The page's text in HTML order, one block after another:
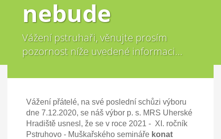
nebude
Vážení pstruhaři, věnujte prosím
pozornost níže uvedené informaci...
Vážení přátelé, na své poslední schůzi výboru
dne 7.12.2020, se náš výbor p. s. MRS Uherské
Hradiště usnesl, že se v roce 2021 - XI. ročník
Pstruhovo - Muškařského semináře konat